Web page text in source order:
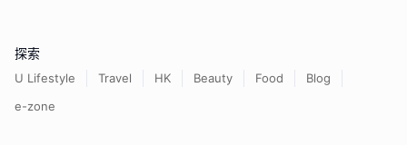
探索
U Lifestyle Travel HK Beauty Food
Blog
e-zone